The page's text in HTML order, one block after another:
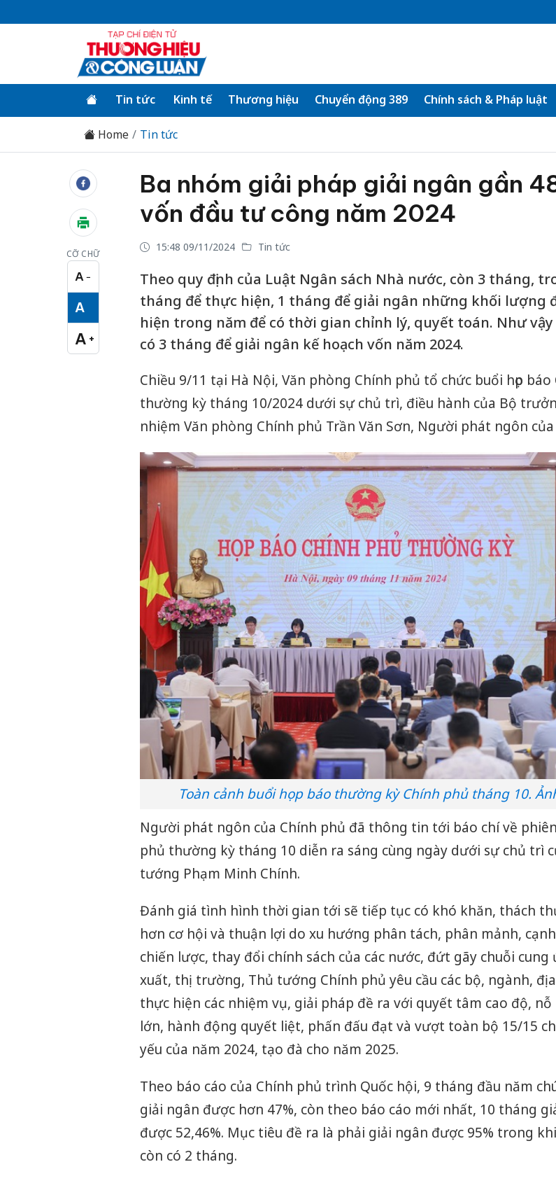
Tin tức Kinh tế Thương hiệu Chuyển động 389 Chính sách & Pháp luật
Home Tin tức
CỠ CHỮ
A −
Cỡ chữ nhỏ
A
Cỡ chữ vừa
A +
Cỡ chữ lớn
Ba nhóm giải pháp giải ngân gần
vốn đầu tư công năm 2024
15:48 09/11/2024 Tin tức
Theo quy định của Luật Ngân sách Nhà nước, còn 3 tháng,
tháng để thực hiện, 1 tháng để giải ngân những khối lượng
hiện trong năm để có thời gian chỉnh lý, quyết toán. Như
có 3 tháng để giải ngân kế hoạch vốn năm 2024.
Chiều 9/11 tại Hà Nội, Văn phòng Chính phủ tổ chức buổi họp
thường kỳ tháng 10/2024 dưới sự chủ trì, điều hành của Bộ
nhiệm Văn phòng Chính phủ Trần Văn Sơn, Người phát ngôn
Toàn cảnh buổi họp báo thường kỳ Chính phủ tháng 10.
Người phát ngôn của Chính phủ đã thông tin tới báo chí về phiên
phủ thường kỳ tháng 10 diễn ra sáng cùng ngày dưới sự chủ trì
tướng Phạm Minh Chính.
Đánh giá tình hình thời gian tới sẽ tiếp tục có khó khăn, thách
hơn cơ hội và thuận lợi do xu hướng phân tách, phân mảnh,
chiến lược, thay đổi chính sách của các nước, đứt gãy chuỗi cung
xuất, thị trường, Thủ tướng Chính phủ yêu cầu các bộ, ngành,
thực hiện các nhiệm vụ, giải pháp đề ra với quyết tâm cao độ, nỗ
lớn, hành động quyết liệt, phấn đấu đạt và vượt toàn bộ 15/15
yếu của năm 2024, tạo đà cho năm 2025.
Theo báo cáo của Chính phủ trình Quốc hội, 9 tháng đầu năm
giải ngân được hơn 47%, còn theo báo cáo mới nhất, 10 tháng
được 52,46%. Mục tiêu đề ra là phải giải ngân được 95% trong
còn có 2 tháng.